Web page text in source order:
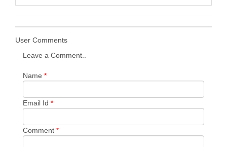
User Comments
Leave a Comment..
Name *
Email Id *
Comment *